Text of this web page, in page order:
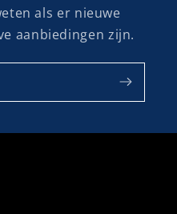
als er nieuwe
aanbiedingen zijn.